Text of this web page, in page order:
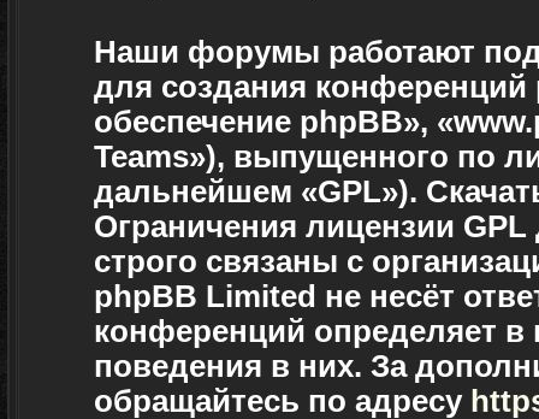
Наши форумы работают под
для создания
обеспечение phpBB»,
Teams»), выпущенного по
дальнейшем «GPL»).
Ограничения лицензии
строго связаны с
phpBB Limited не несёт
конференций определяет в
поведения в них. За
обращайтесь по адресу